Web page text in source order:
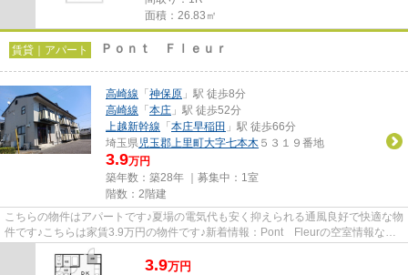
面積：26.83㎡
賃貸｜アパート Ｐｏｎｔ Ｆｌｅｕｒ
高崎線 「 神保原 」駅 徒歩8分
高崎線 「 本庄 」駅 徒歩52分
上越新幹線 「 本庄早稲田 」駅 徒歩66分
埼玉県児玉郡上里町大字七本木 ５３１９番地
3.9万円
築年数：築28年 ｜募集中： 1室
階数：2階建
こちらの物件はアパートです♪夏場の電気代も安く抑えられる通風良好で快適な物
件です♪こちらは家賃3.9万円の物件です♪新着情報：Pont Fleurの空室情報なら
コチラ♪できるだけ早めに不...
3.9万円